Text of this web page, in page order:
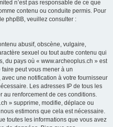
n’est pas responsable de ce que
contenu ou conduite permis. Pour
phpBB, veuillez consulter :
abusif, obscène, vulgaire,
sexuel ou tout autre contenu qui
du pays où « www.archeoplus.ch » est
peut vous mener à un
une notification à votre fournisseur
Les adresses IP de tous les
au renforcement de ces conditions.
» supprime, modifie, déplace ou
estimons que cela est nécessaire.
toutes les informations que vous avez